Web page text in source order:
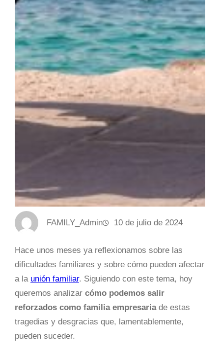
FAMILY_Admin 10 de julio de 2024
Hace unos meses ya reflexionamos sobre las
dificultades familiares y sobre cómo pueden afectar
a la unión familiar. Siguiendo con este tema, hoy
queremos analizar cómo podemos salir
reforzados como familia empresariade estas
tragedias y desgracias que, lamentablemente,
pueden suceder.